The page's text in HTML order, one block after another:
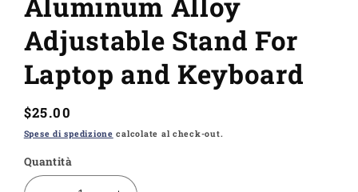
Adjustable Stand For
Laptop and Keyboard
Prezzo
di
$25.00
Spese di spedizione calcolate al check-out.
Quantità